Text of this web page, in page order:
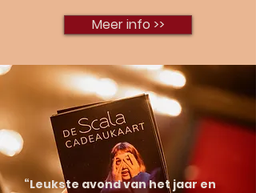
Meer info >>
“Leukste avond van het jaar en